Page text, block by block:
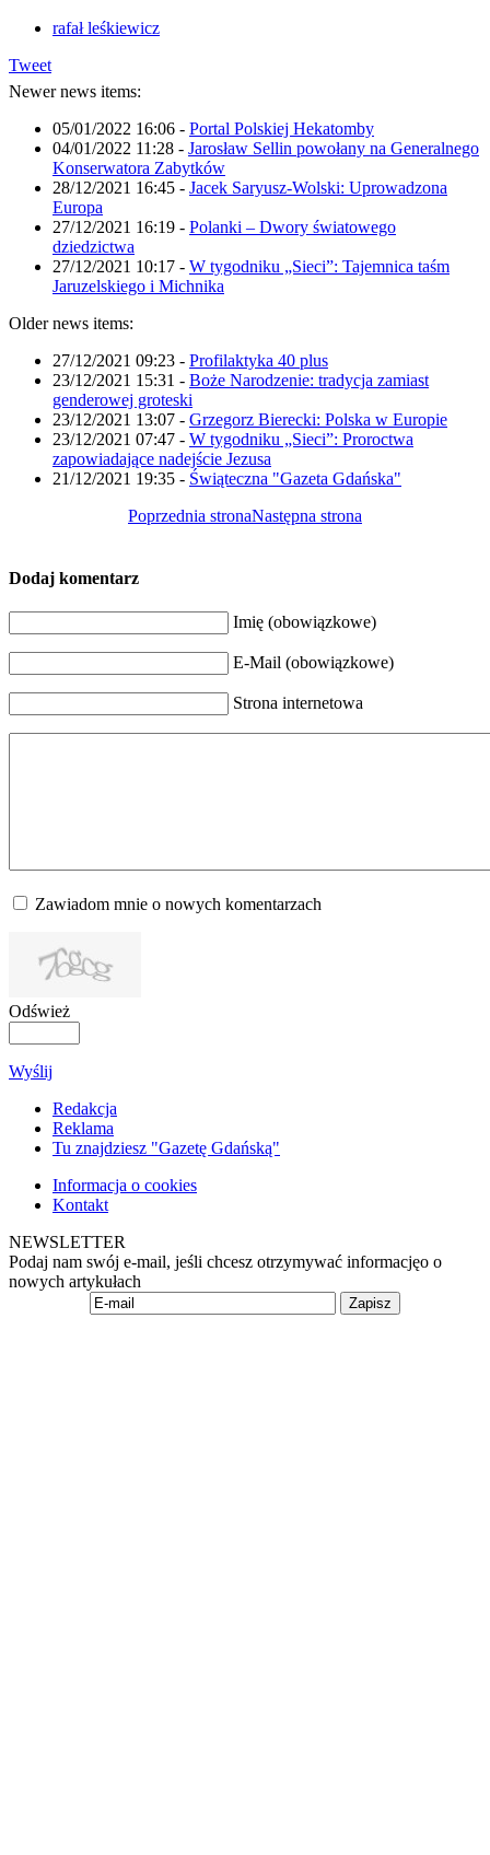
rafał leśkiewicz
Tweet
Newer news items:
05/01/2022 16:06 - Portal Polskiej Hekatomby
04/01/2022 11:28 - Jarosław Sellin powołany na Generalnego
Konserwatora Zabytków
28/12/2021 16:45 - Jacek Saryusz-Wolski: Uprowadzona
Europa
27/12/2021 16:19 - Polanki – Dwory światowego
dziedzictwa
27/12/2021 10:17 - W tygodniku „Sieci”: Tajemnica taśm
Jaruzelskiego i Michnika
Older news items:
27/12/2021 09:23 - Profilaktyka 40 plus
23/12/2021 15:31 - Boże Narodzenie: tradycja zamiast
genderowej groteski
23/12/2021 13:07 - Grzegorz Bierecki: Polska w Europie
23/12/2021 07:47 - W tygodniku „Sieci”: Proroctwa
zapowiadające nadejście Jezusa
21/12/2021 19:35 - Świąteczna "Gazeta Gdańska"
Poprzednia stronaNastępna strona
Dodaj komentarz
Imię (obowiązkowe)
E-Mail (obowiązkowe)
Strona internetowa
Zawiadom mnie o nowych komentarzach
Odśwież
Wyślij
Redakcja
Reklama
Tu znajdziesz "Gazetę Gdańską"
Informacja o cookies
Kontakt
NEWSLETTER
Podaj nam swój e-mail, jeśli chcesz otrzymywać informacjęo o
nowych artykułach
Zapisz